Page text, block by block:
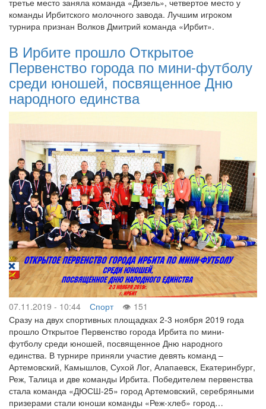
команды Ирбитского молочного завода. Лучшим игроком
турнира признан Волков Дмитрий команда «Ирбит».
В Ирбите прошло Открытое
Первенство города по мини-футболу
среди юношей, посвященное Дню
народного единства
07.11.2019 - 10:44 Спорт
151
Сразу на двух спортивных площадках 2-3 ноября 2019 года
прошло Открытое Первенство города Ирбита по мини-
футболу среди юношей, посвященное Дню народного
единства. В турнире приняли участие девять команд –
Артемовский, Камышлов, Сухой Лог, Алапаевск, Екатеринбург,
Реж, Талица и две команды Ирбита. Победителем первенства
стала команда «ДЮСШ-25» город Артемовский, серебряными
призерами стали юноши команды «Реж-хлеб» город…